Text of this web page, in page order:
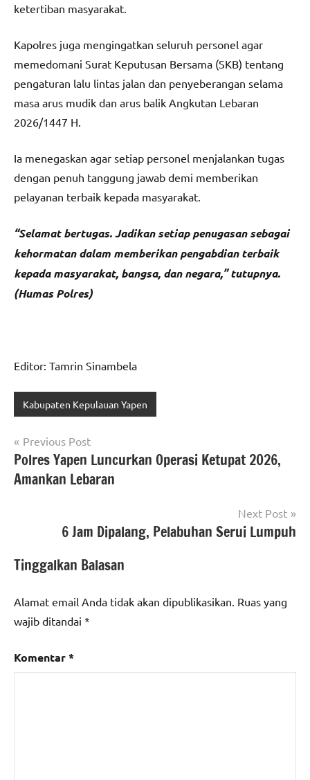
ketertiban masyarakat.
Kapolres juga mengingatkan seluruh personel agar
memedomani Surat Keputusan Bersama (SKB) tentang
pengaturan lalu lintas jalan dan penyeberangan selama
masa arus mudik dan arus balik Angkutan Lebaran
2026/1447 H.
Ia menegaskan agar setiap personel menjalankan tugas
dengan penuh tanggung jawab demi memberikan
pelayanan terbaik kepada masyarakat.
“Selamat bertugas. Jadikan setiap penugasan sebagai
kehormatan dalam memberikan pengabdian terbaik
kepada masyarakat, bangsa, dan negara,” tutupnya.
(Humas Polres)
Editor: Tamrin Sinambela
Kabupaten Kepulauan Yapen
Navigasi
pos
Previous Post
Polres Yapen Luncurkan Operasi Ketupat 2026,
Amankan Lebaran
Next Post
6 Jam Dipalang, Pelabuhan Serui Lumpuh
Tinggalkan Balasan
Alamat email Anda tidak akan dipublikasikan. Ruas yang
wajib ditandai *
Komentar*